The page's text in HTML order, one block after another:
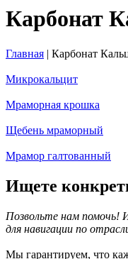
Карбонат
Главная | Карбонат
Микрокальцит
Мраморная крошка
Щебень мраморный
Мрамор галтованный
Ищете
Позвольте нам помочь!
для навигации по
Мы гарантируем, что